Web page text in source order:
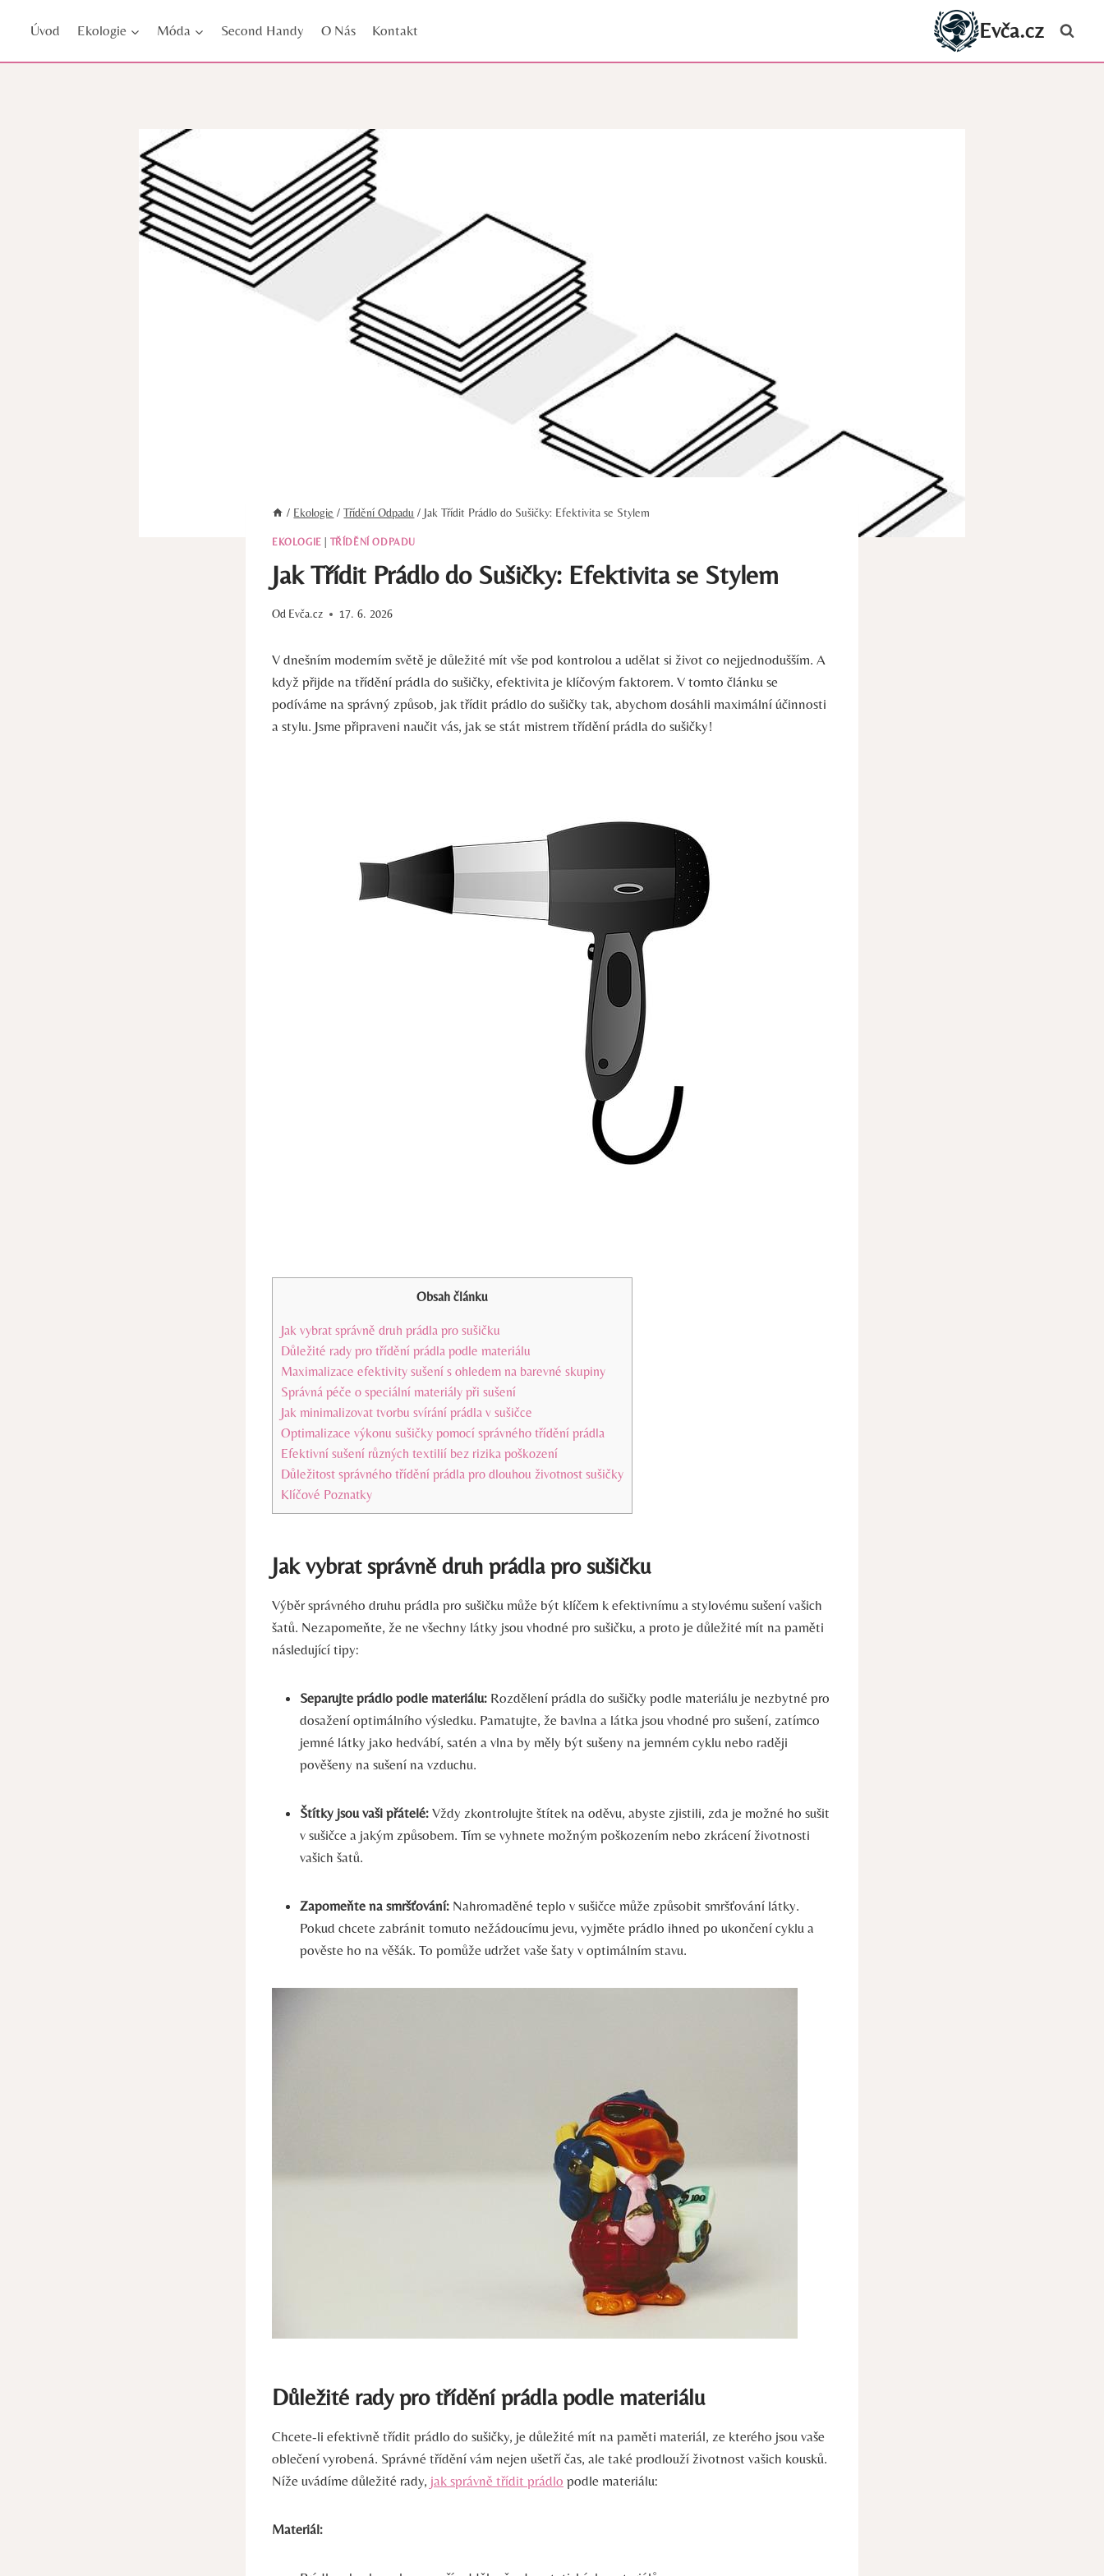
Úvod Ekologie Móda Second Handy O Nás Kontakt Evča.cz
/ Ekologie / Třídění Odpadu / Jak Třídit Prádlo do Sušičky: Efektivita se Stylem
EKOLOGIE TŘÍDĚNÍ ODPADU
Jak Třídit Prádlo do Sušičky: Efektivita se Stylem
Od Evča.cz 17. 6. 2026
V dnešním moderním světě je důležité mít vše pod kontrolou a udělat si život co nejjednodušším. A
když přijde na třídění prádla do sušičky, efektivita je klíčovým faktorem. V tomto článku se
podíváme na správný způsob, jak třídit prádlo do sušičky tak, abychom dosáhli maximální účinnosti
a stylu. Jsme připraveni naučit vás, jak se stát mistrem třídění prádla do sušičky!
Obsah článku
Jak vybrat správně druh prádla pro sušičku
Důležité rady pro třídění prádla podle materiálu
Maximalizace efektivity sušení s ohledem na barevné skupiny
Správná péče o speciální materiály při sušení
Jak minimalizovat tvorbu svírání prádla v sušičce
Optimalizace výkonu sušičky pomocí správného třídění prádla
Efektivní sušení různých textilií bez rizika poškození
Důležitost správného třídění prádla pro dlouhou životnost sušičky
Klíčové Poznatky
Jak vybrat správně druh prádla pro sušičku
Výběr správného druhu prádla pro sušičku může být klíčem k efektivnímu a stylovému sušení vašich
šatů. Nezapomeňte, že ne všechny látky jsou vhodné pro sušičku, a proto je důležité mít na paměti
následující tipy:
Separujte prádlo podle materiálu: Rozdělení prádla do sušičky podle materiálu je nezbytné pro
dosažení optimálního výsledku. Pamatujte, že bavlna a látka jsou vhodné pro sušení, zatímco
jemné látky jako hedvábí, satén a vlna by měly být sušeny na jemném cyklu nebo raději
pověšeny na sušení na vzduchu.
Štítky jsou vaši přátelé: Vždy zkontrolujte štítek na oděvu, abyste zjistili, zda je možné ho sušit
v sušičce a jakým způsobem. Tím se vyhnete možným poškozením nebo zkrácení životnosti
vašich šatů.
Zapomeňte na smršťování: Nahromaděné teplo v sušičce může způsobit smršťování látky.
Pokud chcete zabránit tomuto nežádoucímu jevu, vyjměte prádlo ihned po ukončení cyklu a
pověste ho na věšák. To pomůže udržet vaše šaty v optimálním stavu.
Důležité rady pro třídění prádla podle materiálu
Chcete-li efektivně třídit prádlo do sušičky, je důležité mít na paměti materiál, ze kterého jsou vaše
oblečení vyrobená. Správné třídění vám nejen ušetří čas, ale také prodlouží životnost vašich kousků.
Níže uvádíme důležité rady, jak správně třídit prádlo podle materiálu:
Materiál: